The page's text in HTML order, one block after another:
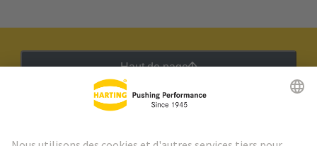
Haut de page